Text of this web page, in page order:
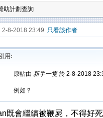
助計劃查詢
2-8-2018 23:49 只看該作者
用:
原帖由 新手一隻於 2-8-2018
例如？
既會繼續被鞭屍，不得好死